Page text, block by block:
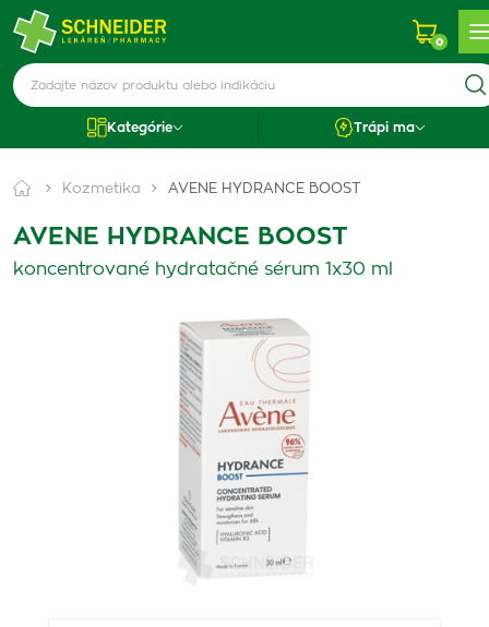
0
Kategórie Trápi ma
Kozmetika AVENE HYDRANCE BOOST
AVENE HYDRANCE BOOST
koncentrované hydratačné sérum 1x30 ml